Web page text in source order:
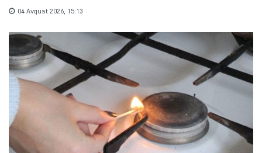
04 Avqust 2026, 15:13